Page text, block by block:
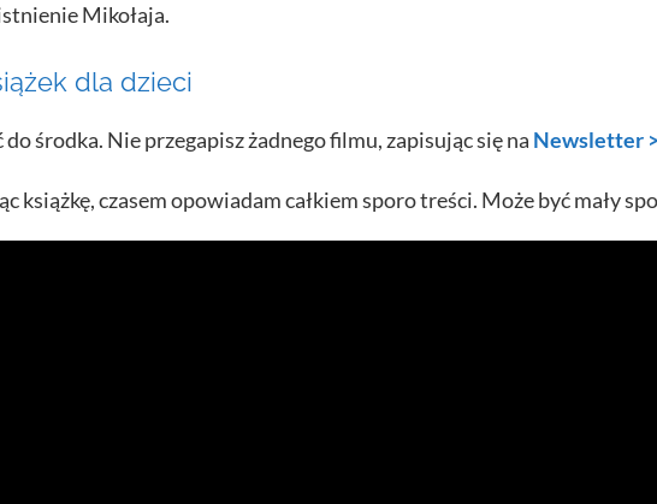
Mikołaja.
dla dzieci
środka. Nie przegapisz żadnego filmu, zapisując się na Newsletter
książkę, czasem opowiadam całkiem sporo treści. Może być mały